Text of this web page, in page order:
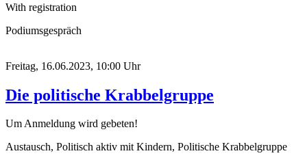
With registration
Podiumsgespräch
Freitag, 16.06.2023, 10:00 Uhr
Die politische Krabbelgruppe
Um Anmeldung wird gebeten!
Austausch, Politisch aktiv mit Kindern, Politische Krabbelgruppe